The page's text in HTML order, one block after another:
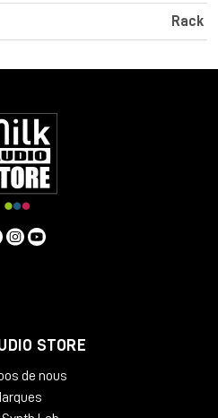
del suo
alle solide manopole in
nell'elaborazione
è possibile manipolare gli
dal livello
i transienti, allunga o
solo due controlli: attacco e
sono automatizzate in
a 15 dB. Un valore di attacco
Rack
STORE
de nous